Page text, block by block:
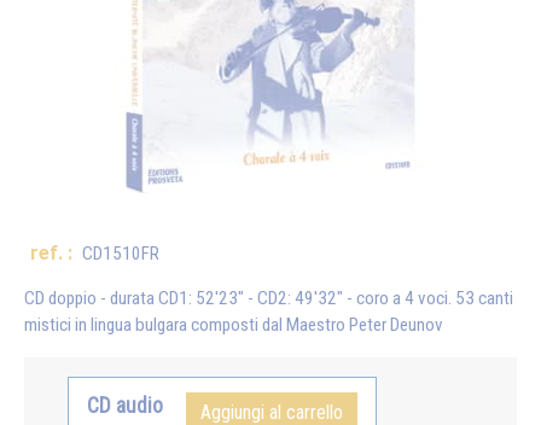
ref. : CD1510FR
CD doppio - durata CD1: 52'23" - CD2: 49'32" - coro a 4 voci. 53 canti
mistici in lingua bulgara composti dal Maestro Peter Deunov
CD audio Aggiungi al carrello